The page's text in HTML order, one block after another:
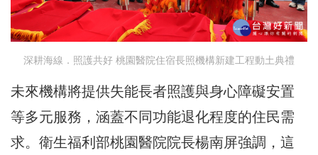
深耕海線．照護共好 桃園醫院住宿長照機構新建工程動土典禮
未來機構將提供失能長者照護與身心障礙安置
等多元服務，涵蓋不同功能退化程度的住民需
求。衛生福利部桃園醫院院長楊南屏強調，這